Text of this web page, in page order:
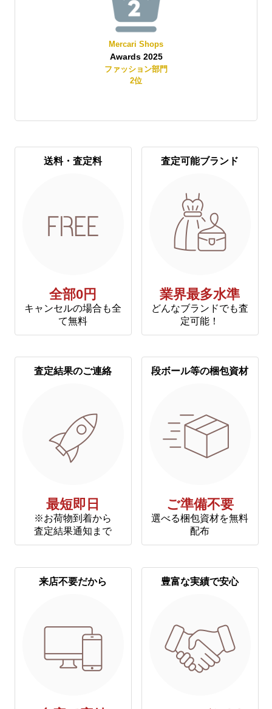
Mercari Shops
Awards 2025
ファッション部門
2位
送料・査定料
全部0円
キャンセルの場合も全
て無料
査定可能ブランド
業界最多水準
どんなブランドでも査
定可能！
査定結果のご連絡
最短即日
※お荷物到着から
査定結果通知まで
段ボール等の梱包資材
ご準備不要
選べる梱包資材を無料
配布
来店不要だから 豊富な実績で安心